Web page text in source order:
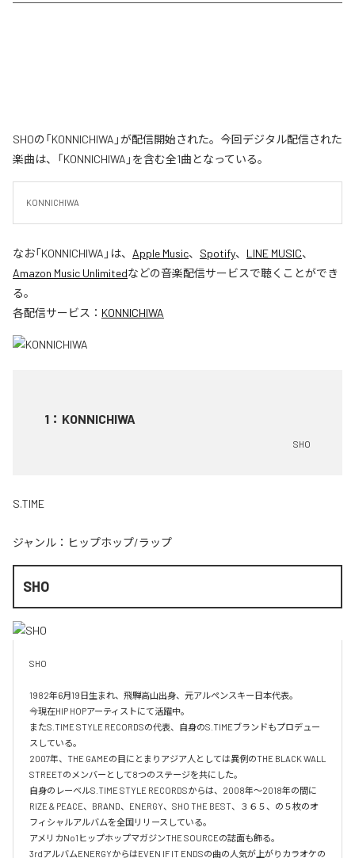
SHOの「KONNICHIWA」が配信開始された。今回デジタル配信された
楽曲は、「KONNICHIWA」を含む全1曲となっている。
KONNICHIWA
なお「KONNICHIWA 」は、 Apple Music、 Spotify、 LINE MUSIC、
Amazon Music Unlimitedなどの音楽配信サービスで聴くことができ
る。
各配信サービス： KONNICHIWA
1 ： KONNICHIWA
SHO
S.TIME
ジャンル： ヒップホップ/ラップ
SHO
SHO
1982年6月19日生まれ、飛騨高山出身、元アルペンスキー日本代表。
今現在HIP HOPアーティストにて活躍中。
またS.TIME STYLE RECORDSの代表、自身のS.TIMEブランドもプロデュー
スしている。
2007年、THE GAMEの目にとまりアジア人としては異例のTHE BLACK WALL
STREETのメンバーとして8つのステージを共にした。
自身のレーベルS.TIME STYLE RECORDSからは、2008年〜2018年の間に
RIZE & PEACE、BRAND、ENERGY、SHO THE BEST、３６５、の５枚のオ
フィシャルアルバムを全国リリースしている。
アメリカNo1ヒップホップマガジンTHE SOURCEの誌面も飾る。
3rdアルバムENERGYからはEVEN IF IT ENDSの曲の人気が上がりカラオケの